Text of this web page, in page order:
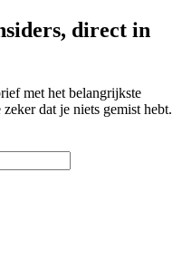
direct in
met het belangrijkste
dat je niets gemist hebt.